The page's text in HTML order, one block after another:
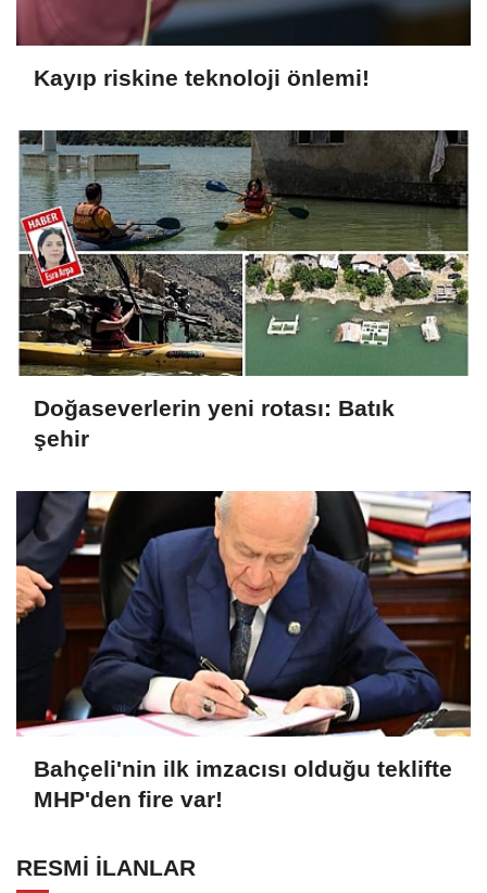
Kayıp riskine teknoloji önlemi!
Doğaseverlerin yeni rotası: Batık
şehir
Bahçeli'nin ilk imzacısı olduğu teklifte
MHP'den fire var!
RESMİ İLANLAR